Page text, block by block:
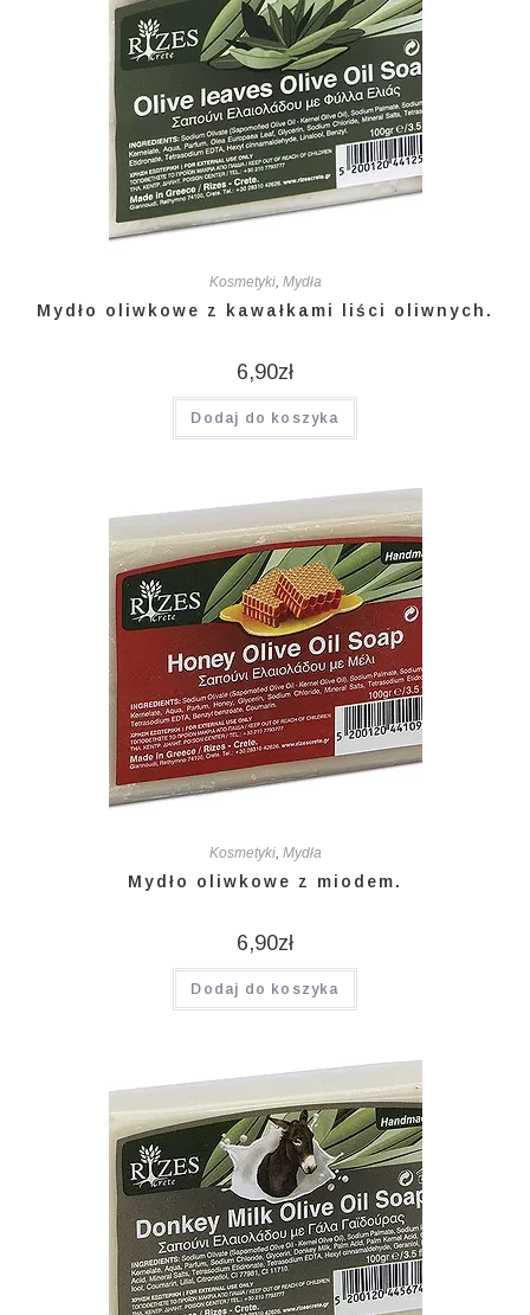
Kosmetyki, Mydła
Mydło oliwkowe z kawałkami liści oliwnych.
6,90zł
Dodaj do koszyka
Kosmetyki, Mydła
Mydło oliwkowe z miodem.
6,90zł
Dodaj do koszyka